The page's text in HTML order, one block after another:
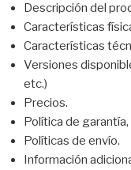
Descripción del
Características
Características
Versiones
etc.)
Precios.
Política de
Políticas de envío.
Información